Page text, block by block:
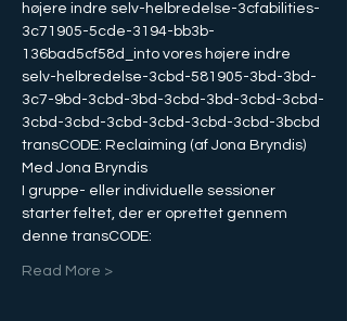
højere indre selv-helbredelse-3cfabilities-
3c71905-5cde-3194-bb3b-
136bad5cf58d_into vores højere indre
selv-helbredelse-3cbd-581905-3bd-3bd-
3c7-9bd-3cbd-3bd-3cbd-3bd-3cbd-3cbd-
3cbd-3cbd-3cbd-3cbd-3cbd-3cbd-3bcbd
transCODE: Reclaiming (af Jona Bryndis)
Med Jona Bryndis
I gruppe- eller individuelle sessioner
starter feltet, der er oprettet gennem
denne transCODE:
Read More >